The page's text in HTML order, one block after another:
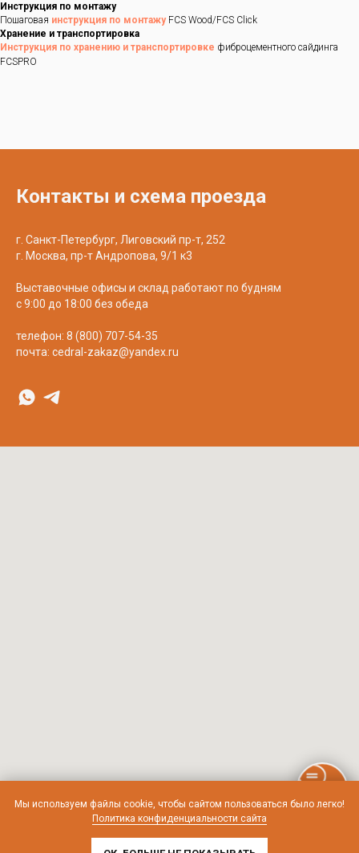
Инструкция по монтажу
Пошаговая инструкция по монтажуFCS Wood/FCS Click
Хранение и транспортировка
Инструкция по хранению и транспортировке фиброцементного сайдинга
FCSPRO
Мы используем файлы cookie, чтобы сайтом пользоваться было легко!
Политика конфиденциальности сайта
Контакты и схема проезда
г. Санкт-Петербург, Лиговский пр-т, 252
г. Москва, пр-т Андропова, 9/1 к3
Выставочные офисы и склад работают по будням
с 9:00 до 18:00 без обеда
телефон: 8 (800) 707-54-35
почта: cedral-zakaz@yandex.ru